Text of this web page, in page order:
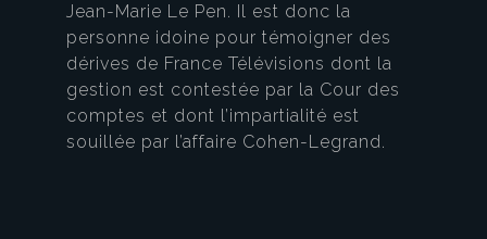
Jean-Marie Le Pen. Il est donc la
personne idoine pour témoigner des
dérives de France Télévisions dont la
gestion est contestée par la Cour des
comptes et dont l’impartialité est
souillée par l’affaire Cohen-Legrand.